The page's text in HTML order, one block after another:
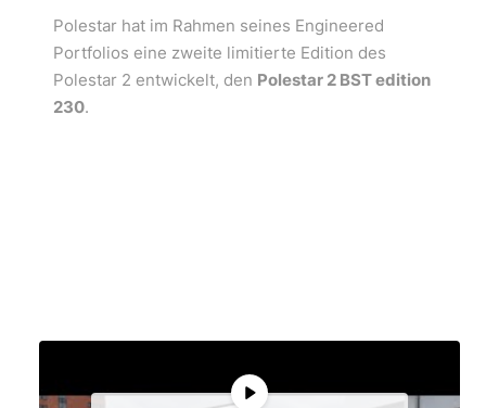
Polestar hat im Rahmen seines Engineered
Portfolios eine zweite limitierte Edition des
Polestar 2 entwickelt, den Polestar 2 BST edition
230.